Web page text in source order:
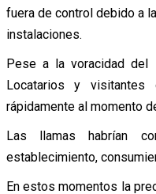
fuera de control debido a
instalaciones.
Pese a la voracidad del
Locatarios y visitantes
rápidamente al momento
Las llamas habrían
establecimiento,
En estos momentos la